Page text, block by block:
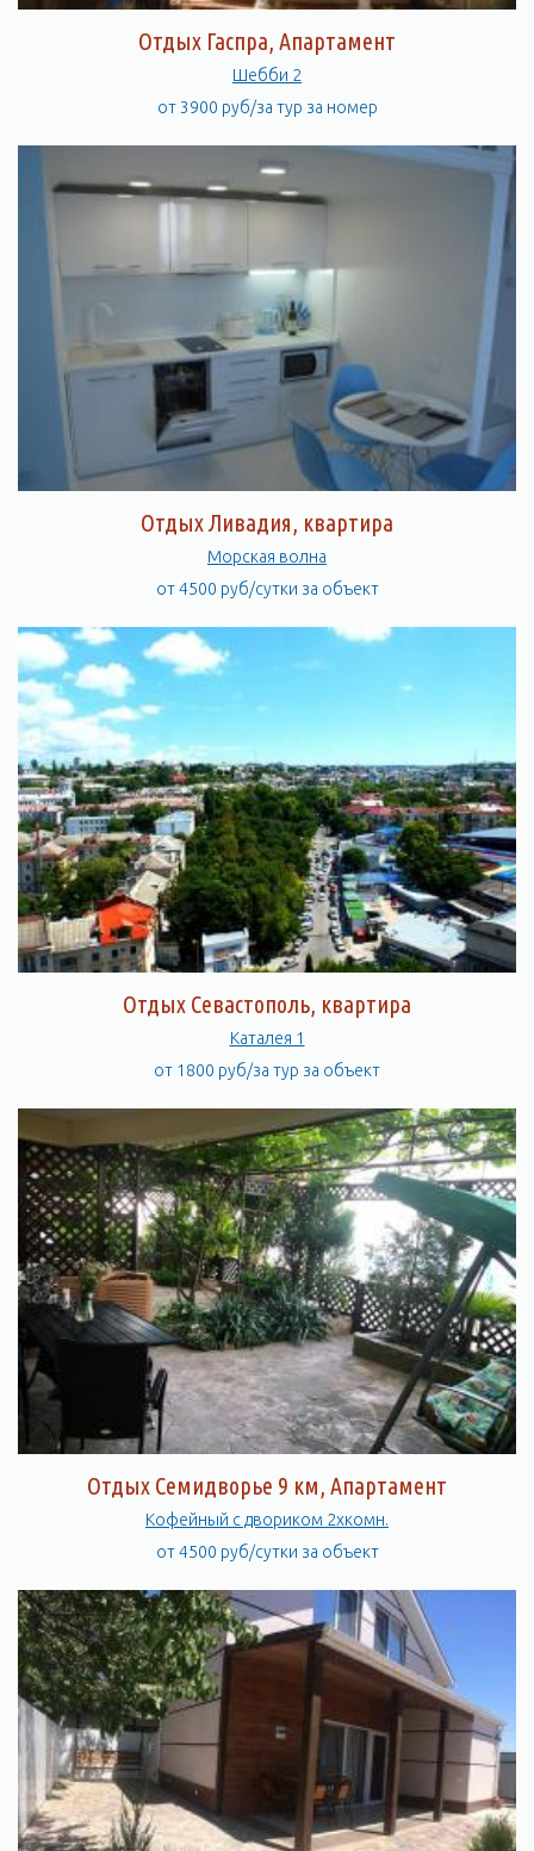
Отдых Гаспра, Апартамент
Шебби 2
от 3900 руб/за тур за номер
Отдых Ливадия, квартира
Морская волна
от 4500 руб/сутки за объект
Отдых Севастополь, квартира
Каталея 1
от 1800 руб/за тур за объект
Отдых Семидворье 9 км, Апартамент
Кофейный с двориком 2хкомн.
от 4500 руб/сутки за объект